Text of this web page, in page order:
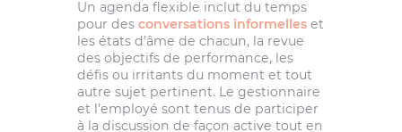
Un agenda flexible inclut du temps
pour des conversations informelleset
les états d’âme de chacun, la revue
des objectifs de performance, les
défis ou irritants du moment et tout
autre sujet pertinent. Le gestionnaire
et l’employé sont tenus de participer
à la discussion de façon active tout en